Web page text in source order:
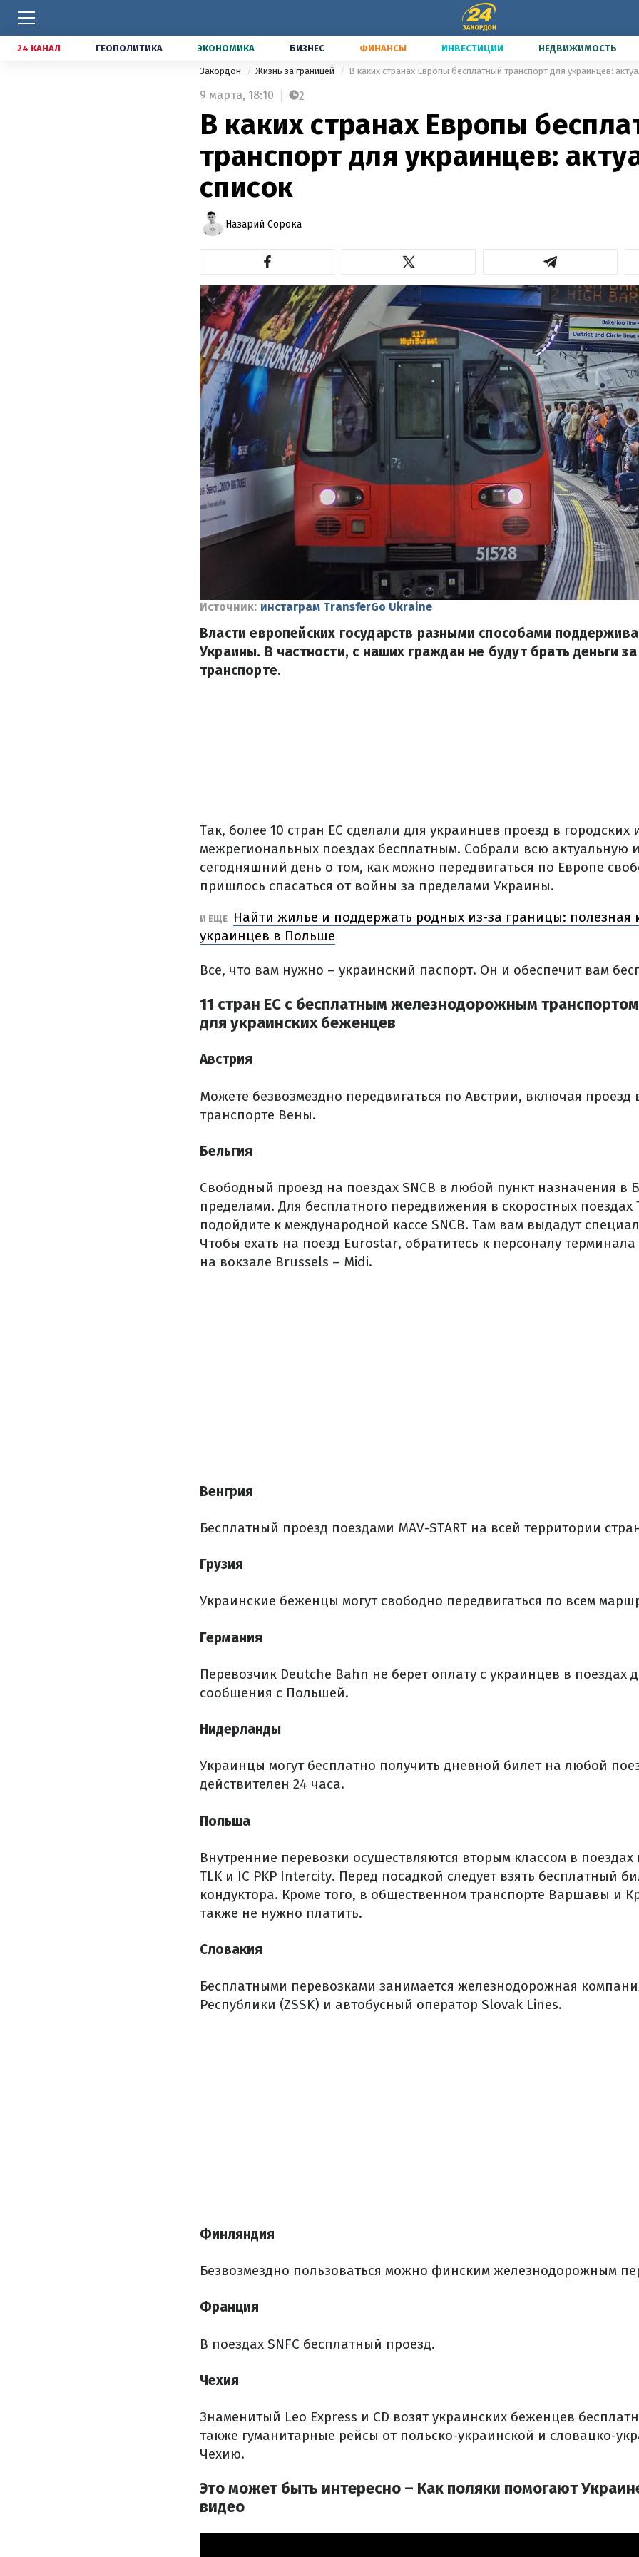
24 КАНАЛ ГЕОПОЛИТИКА ЭКОНОМИКА БИЗНЕС ФИНАНСЫ ИНВЕСТИЦИИ НЕДВИЖИМОСТЬ
Закордон Жизнь за границей В каких странах Европы бесплатный транспорт для украинцев:
9 марта, 18:10 2
В каких странах Европы
транспорт для украинцев:
список
Назарий Сорока
Источник: инстаграм TransferGo Ukraine
Власти европейских государств разными способами
Украины. В частности, с наших граждан не будут брать деньги
транспорте.
Так, более 10 стран ЕС сделали для украинцев проезд в городских
межрегиональных поездах бесплатным. Собрали всю
сегодняшний день о том, как можно передвигаться по Европе
пришлось спасаться от войны за пределами Украины.
И ЕЩЕ
Найти жилье и поддержать родных из-за границы:
украинцев в Польше
Все, что вам нужно – украинский паспорт. Он и обеспечит вам
11 стран ЕС с бесплатным железнодорожным транспортом
для украинских беженцев
Австрия
Можете безвозмездно передвигаться по Австрии, включая
транспорте Вены.
Бельгия
Свободный проезд на поездах SNCB в любой пункт назначения в
пределами. Для бесплатного передвижения в скоростных поездах
подойдите к международной кассе SNCB. Там вам выдадут
Чтобы ехать на поезд Eurostar, обратитесь к персоналу
на вокзале Brussels – Midi.
Венгрия
Бесплатный проезд поездами MAV-START на всей территории
Грузия
Украинские беженцы могут свободно передвигаться по всем
Германия
Перевозчик Deutche Bahn не берет оплату с украинцев в поездах
сообщения с Польшей.
Нидерланды
Украинцы могут бесплатно получить дневной билет на любой
действителен 24 часа.
Польша
Внутренние перевозки осуществляются вторым классом в поездах
TLK и IC PKP Intercity. Перед посадкой следует взять бесплатный
кондуктора. Кроме того, в общественном транспорте Варшавы и
также не нужно платить.
Словакия
Бесплатными перевозками занимается железнодорожная
Республики (ZSSK) и автобусный оператор Slovak Lines.
Финляндия
Безвозмездно пользоваться можно финским железнодорожным
Франция
В поездах SNFC бесплатный проезд.
Чехия
Знаменитый Leo Express и CD возят украинских беженцев
также гуманитарные рейсы от польско-украинской и словацко-
Чехию.
Это может быть интересно – Как поляки помогают
видео